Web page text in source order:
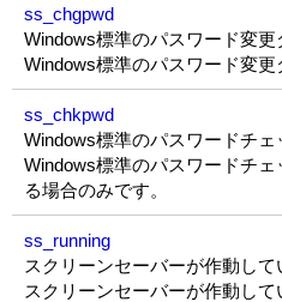
ss_chgpwd
Windows標準のパスワード変更
Windows標準のパスワード変更
ss_chkpwd
Windows標準のパスワードチ
Windows標準のパスワードチ
る場合のみです。
ss_running
スクリーンセーバーが作動し
スクリーンセーバーが作動し